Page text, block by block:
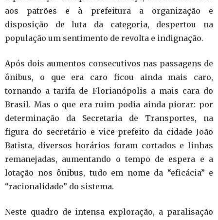
aos patrões e à prefeitura a organização e
disposição de luta da categoria, despertou na
população um sentimento de revolta e indignação.
Após dois aumentos consecutivos nas passagens de
ônibus, o que era caro ficou ainda mais caro,
tornando a tarifa de Florianópolis a mais cara do
Brasil. Mas o que era ruim podia ainda piorar: por
determinação da Secretaria de Transportes, na
figura do secretário e vice-prefeito da cidade João
Batista, diversos horários foram cortados e linhas
remanejadas, aumentando o tempo de espera e a
lotação nos ônibus, tudo em nome da “eficácia” e
“racionalidade” do sistema.
Neste quadro de intensa exploração, a paralisação